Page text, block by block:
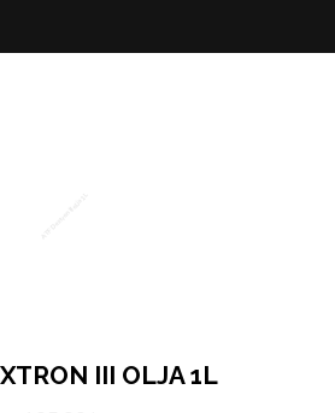
III OLJA 1L